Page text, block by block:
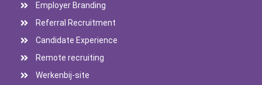
Employer Branding
Referral Recruitment
Candidate Experience
Remote recruiting
Werkenbij-site